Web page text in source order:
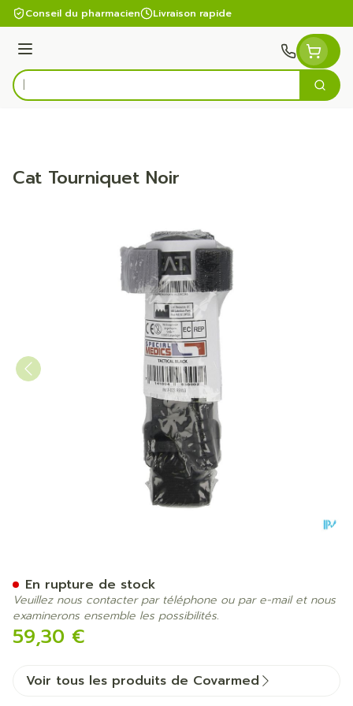
Aller au contenu
Conseil du pharmacien Livraison rapide
Menu
Rechercher
Cat Tourniquet Noir
59,30 €
En rupture de stock
Veuillez nous contacter par téléphone ou par e-mail et nous
examinerons ensemble les possibilités.
Voir tous les produits de Covarmed